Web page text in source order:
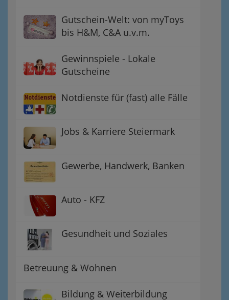
Gutschein-Welt: von myToys
bis H&M, C&A u.v.m.
Gewinnspiele - Lokale
Gutscheine
Notdienste für (fast) alle Fälle
Jobs & Karriere Steiermark
Gewerbe, Handwerk, Banken
Auto - KFZ
Gesundheit und Soziales
Betreuung & Wohnen
Bildung & Weiterbildung